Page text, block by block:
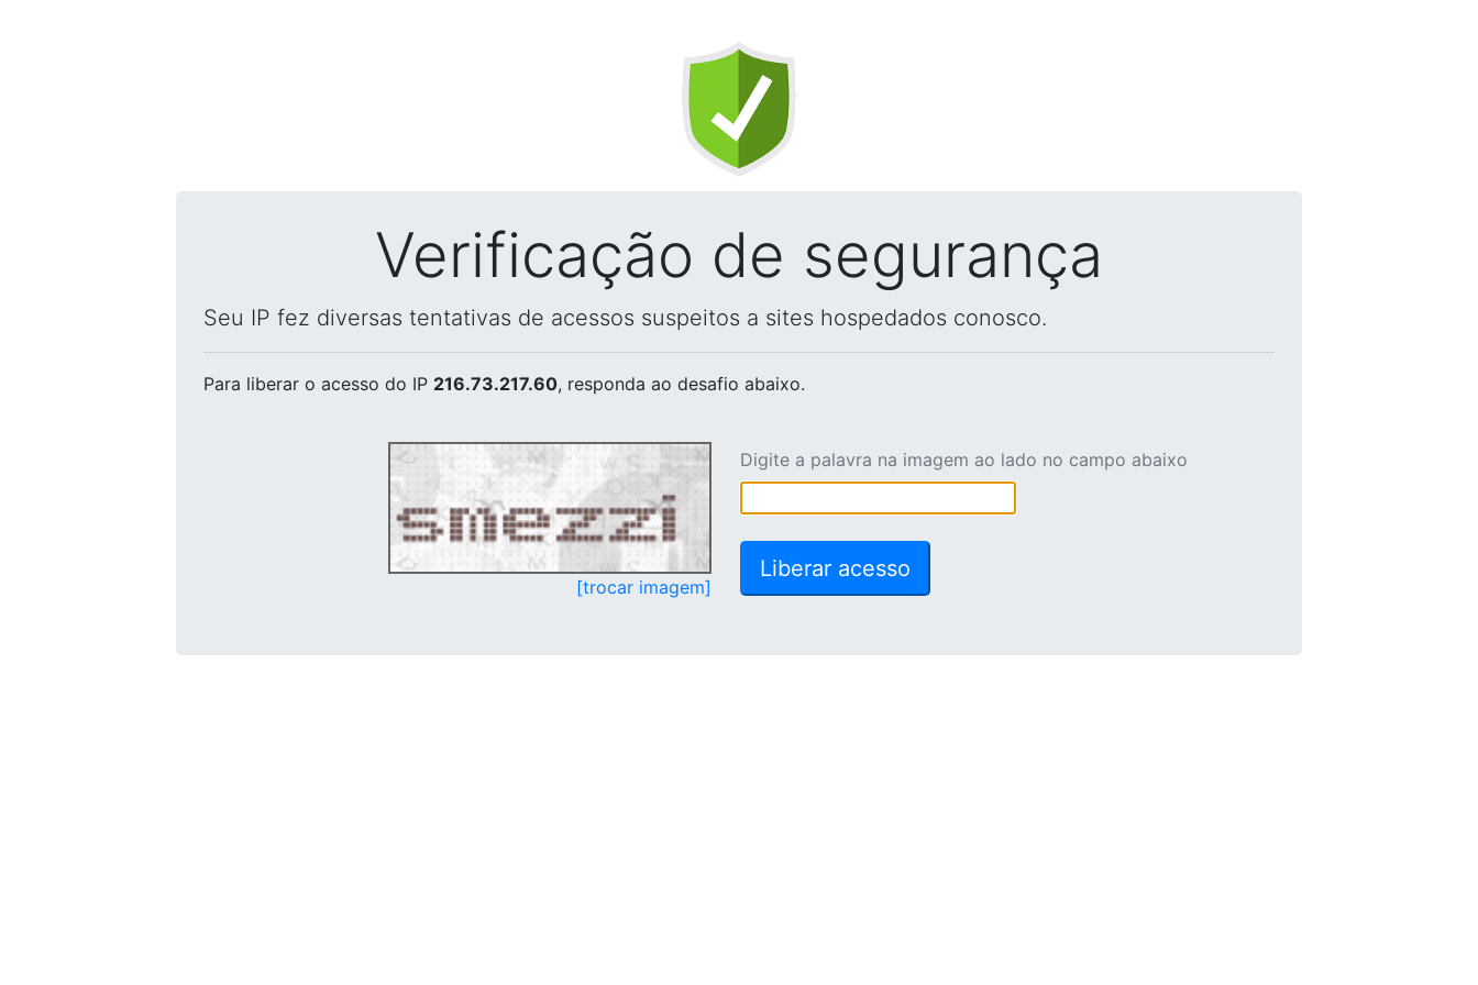
Verificação de segurança
Seu IP fez diversas tentativas de acessos suspeitos a sites hospedados conosco.
Para liberar o acesso do IP 216.73.217.60, responda ao desafio abaixo.
[trocar imagem]
Digite a palavra na imagem ao lado no campo abaixo